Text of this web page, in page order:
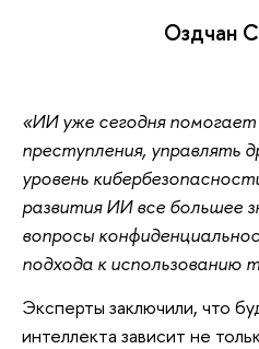
Оздчан
«ИИ уже сегодня
преступления, управлять
уровень
развития ИИ все большее
вопросы
подхода к использованию
Эксперты заключили, что
интеллекта зависит не